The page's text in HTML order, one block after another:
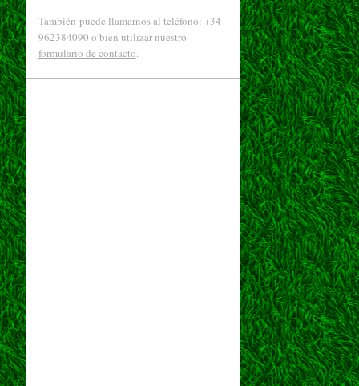
También puede llamarnos al teléfono: +34
962384090 o bien utilizar nuestro
formulario de contacto.